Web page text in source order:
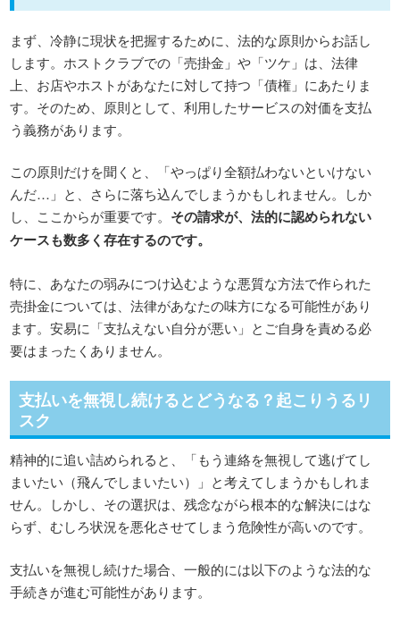
まず、冷静に現状を把握するために、法的な原則からお話し
します。ホストクラブでの「売掛金」や「ツケ」は、法律
上、お店やホストがあなたに対して持つ「債権」にあたりま
す。そのため、原則として、利用したサービスの対価を支払
う義務があります。
この原則だけを聞くと、「やっぱり全額払わないといけない
んだ…」と、さらに落ち込んでしまうかもしれません。しか
し、ここからが重要です。 その請求が、法的に認められない
ケースも数多く存在するのです。
特に、あなたの弱みにつけ込むような悪質な方法で作られた
売掛金については、法律があなたの味方になる可能性があり
ます。安易に「支払えない自分が悪い」とご自身を責める必
要はまったくありません。
支払いを無視し続けるとどうなる？起こりうるリ
スク
精神的に追い詰められると、「もう連絡を無視して逃げてし
まいたい（飛んでしまいたい）」と考えてしまうかもしれま
せん。しかし、その選択は、残念ながら根本的な解決にはな
らず、むしろ状況を悪化させてしまう危険性が高いのです。
支払いを無視し続けた場合、一般的には以下のような法的な
手続きが進む可能性があります。